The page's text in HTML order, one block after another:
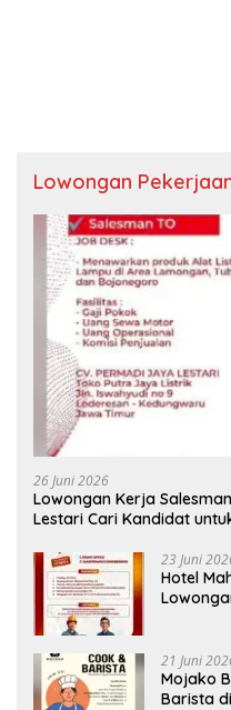
Lowongan
26 Juni 2026
Lowongan Kerja
Lestari Cari Kandidat
23 Juni
Hotel
21 Juni
Mojako
Barista